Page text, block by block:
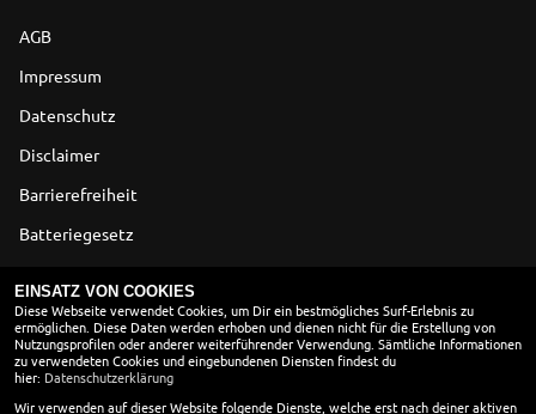
AGB
Impressum
Datenschutz
Disclaimer
Barrierefreiheit
Batteriegesetz
ÖFFNUNGSZEITEN
Montag:
09:00 - 12:00 und 13:00 - 18:00
Dienstag:
09:00 - 12:00 und 13:00 - 18:00
EINSATZ VON COOKIES
Diese Webseite verwendet Cookies, um Dir ein bestmögliches Surf-Erlebnis zu
ermöglichen. Diese Daten werden erhoben und dienen nicht für die Erstellung von
Nutzungsprofilen oder anderer weiterführender Verwendung. Sämtliche Informationen
zu verwendeten Cookies und eingebundenen Diensten findest du
hier: Datenschutzerklärung
Wir verwenden auf dieser Website folgende Dienste, welche erst nach deiner aktiven